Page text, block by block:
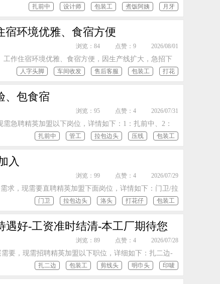
扎前中 设计师 包装工 煮饭阿姨 月牙
浏览：84 点赞：9 2026/08/01
宿环境优雅、食宿方便
作住宿环境优雅、食宿方便，因生产线扩大，急招下
人字头脚 车间收发 售后客服 包装工 打花
浏览：95 点赞：4 2026/07/31
、包食宿
急聘精英加盟以下岗位，详情如下：1：扎前中、2：
扎前中 管工 拉包边头 压线 包装工
浏览：99 点赞：4 2026/07/29
入
求，现需要直聘精英加盟下面岗位，详情如下：门卫/拉
门卫 拉包边头 洛头 打花仔 包装工
浏览：89 点赞：4 2026/07/28
好-工资准时结清-本工厂期待您
要，现需招聘精英加盟以下职位，详细如下：扎二边-
扎二边 包装工 剪线头 明巾头 印唛